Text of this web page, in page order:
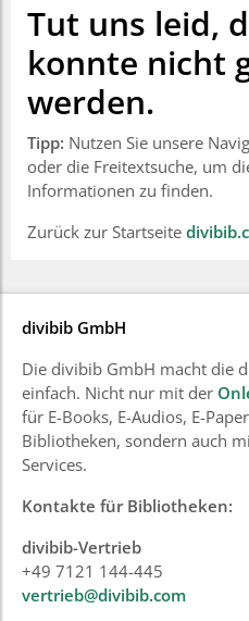
Tut uns leid,
konnte nicht
werden.
Tipp: Nutzen Sie unsere
oder die Freitextsuche, um
Informationen zu finden.
Zurück zur Startseite
divibib GmbH
Die divibib GmbH macht die
einfach. Nicht nur mit der
für E-Books, E-Audios, E-
Bibliotheken, sondern auch
Services.
Kontakte für Bibliotheken:
divibib-Vertrieb
+49 7121 144-445
vertrieb@divibib.com